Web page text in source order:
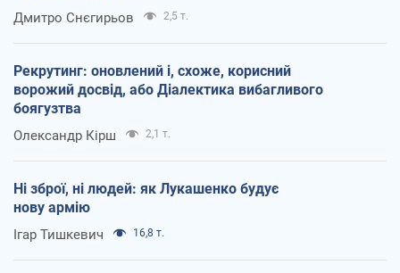
Дмитро Снєгирьов 2,5 т.
Рекрутинг: оновлений і, схоже, корисний
ворожий досвід, або Діалектика вибагливого
боягузтва
Олександр Кірш 2,1 т.
Ні зброї, ні людей: як Лукашенко будує
нову армію
Ігар Тишкевич 16,8 т.